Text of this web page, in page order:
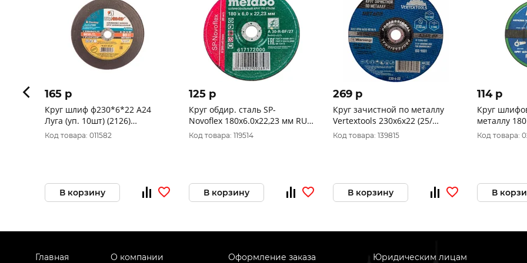
165 p
Круг шлиф ф230*6*22 А24
Луга (уп. 10шт) (2126)
D11202302260000
Код товара: 011582
В корзину
125 p
Круг обдир. сталь SP-
Novoflex 180x6.0x22,23 мм RU
617172000 Metabo
Код товара: 119514
В корзину
269 p
Круг зачистной по металлу
Vertextools 230х6х22 (25/
50)230-6-22
Код товара: 139815
В корзину
114 p
Круг
металлу
для ушм
0180
Код товара:
В
Главная О компании Оформление заказа Юридическим лицам